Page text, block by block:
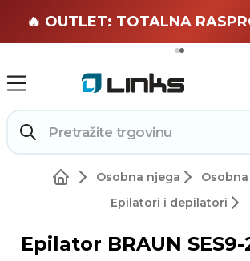
🏄 Zaslužuješ
🔥 OUTLET: TOTALNA
Osobna njega
Epilatori i depilatori
Epilator BRAUN